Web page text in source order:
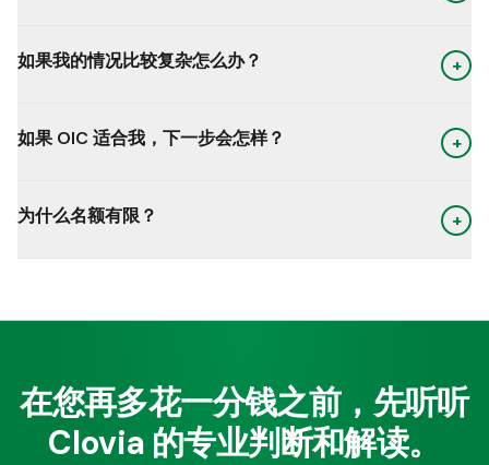
如果我的情况比较复杂怎么办？ +
如果 OIC 适合我，下一步会怎样？ +
为什么名额有限？ +
在您再多花一分钱之前，先听听
Clovia 的专业判断和解读。